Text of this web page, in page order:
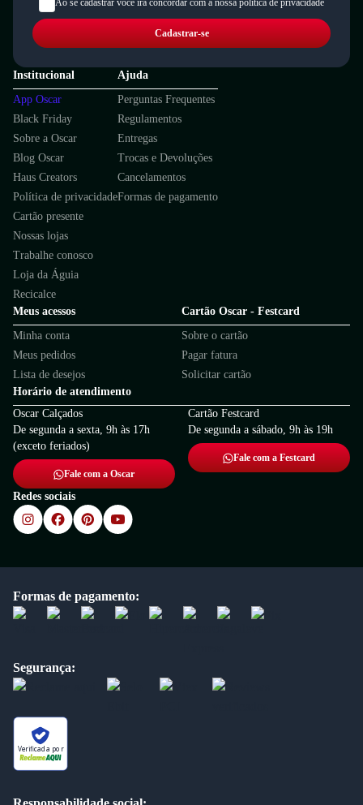
Ao se cadastrar você irá concordar com a nossa política de privacidade
Cadastrar-se
Institucional
App Oscar
Black Friday
Sobre a Oscar
Blog Oscar
Haus Creators
Política de privacidade
Cartão presente
Nossas lojas
Trabalhe conosco
Loja da Águia
Recicalce
Ajuda
Perguntas Frequentes
Regulamentos
Entregas
Trocas e Devoluções
Cancelamentos
Formas de pagamento
Meus acessos
Minha conta
Meus pedidos
Lista de desejos
Cartão Oscar - Festcard
Sobre o cartão
Pagar fatura
Solicitar cartão
Horário de atendimento
Oscar Calçados
De segunda a sexta, 9h às 17h
(exceto feriados)
Fale com a Oscar
Cartão Festcard
De segunda a sábado, 9h às 19h
Fale com a Festcard
Redes sociais
Formas de pagamento:
Segurança:
Verificada por